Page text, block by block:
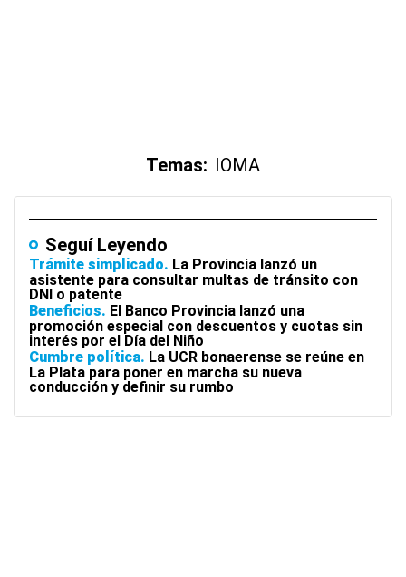
Temas: IOMA
Seguí Leyendo
Trámite simplicado La Provincia lanzó un
asistente para consultar multas de tránsito con
DNI o patente
Beneficios El Banco Provincia lanzó una
promoción especial con descuentos y cuotas sin
interés por el Día del Niño
Cumbre política La UCR bonaerense se reúne en
La Plata para poner en marcha su nueva
conducción y definir su rumbo